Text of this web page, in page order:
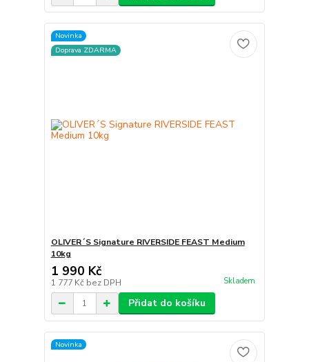
Novinka
Doprava ZDARMA
OLIVER´S Signature RIVERSIDE FEAST Medium
10kg
1 990 Kč
1 777 Kč bez DPH Skladem
Přidat do košíku
Novinka